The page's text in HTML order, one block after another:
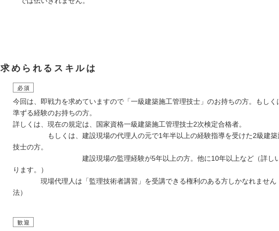
求められるスキルは
必須
今回は、即戦力を求めていますので「一級建築施工管理技士」のお持ちの方。もしく
準ずる経験のお持ちの方。
詳しくは、現在の規定は、国家資格一級建築施工管理技士2次検定合格者。
もしくは、建設現場の代理人の元で1年半以上の経験指導を受けた2級建築
技士の方。
建設現場の監理経験が5年以上の方。他に10年以上など（詳しい
ります。）
現場代理人は「監理技術者講習」を受講できる権利のある方しかなれません
法）
歓迎